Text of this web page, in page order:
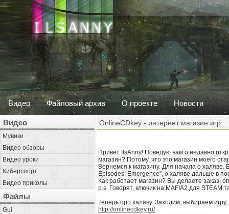
Видео Файловый архив О проекте Новости
Видео
Мувики
Видео обзоры
Видео уроки
Киберспорт
Видео приколы
Файлы
Gui
OnlineCDkey - интернет магазин игр
Привет IlsAnny! Поведую вам о недавно
магазин? Потому, что это магазин моего
Вернемся к магазину. Для начала о
Episodes: Emergence", о халяве дальше в
Как работает магазин? Вы делаете заказ,
p.s. Говорят, ключик на MAFIA2 для STEAM
Теперь про халяву. Заходим, выбираем
http://onlinecdkey.ru/